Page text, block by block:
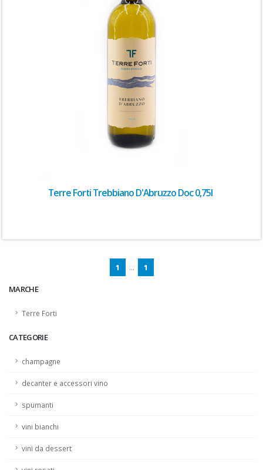
MARCHE
Terre Forti
CATEGORIE
champagne
decanter e accessori vino
spumanti
vini bianchi
vini da dessert
Terre Forti Trebbiano D'Abruzzo Doc 0,75l
1 ... 1